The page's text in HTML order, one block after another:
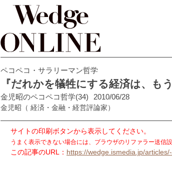
ペコペコ・サラリーマン哲学
『だれかを犠牲にする経済は、も
金児昭のペコペコ哲学(34) 2010/06/28
金児昭 （ 経済・金融・経営評論家）
サイトの印刷ボタンから表示してください。
うまく表示できない場合には、ブラウザのリファラー送信
この記事のURL： https://wedge.ismedia.jp/